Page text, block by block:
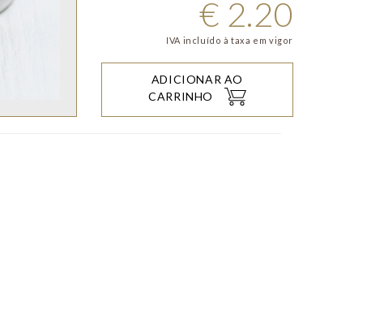
€ 2.20
IVA incluído à taxa em vigor
ADICIONAR AO
CARRINHO